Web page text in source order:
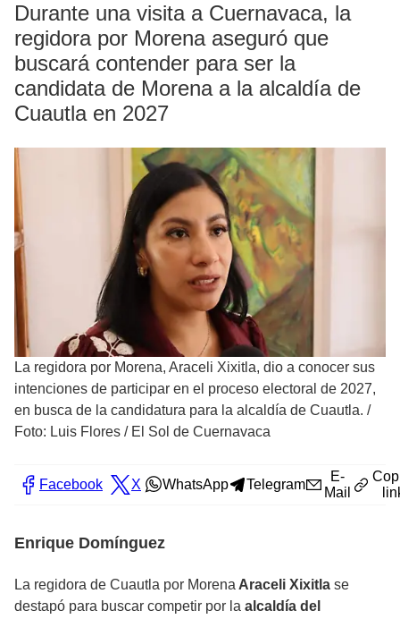
Durante una visita a Cuernavaca, la
regidora por Morena aseguró que
buscará contender para ser la
candidata de Morena a la alcaldía de
Cuautla en 2027
La regidora por Morena, Araceli Xixitla, dio a conocer sus
intenciones de participar en el proceso electoral de 2027,
en busca de la candidatura para la alcaldía de Cuautla. /
Foto: Luis Flores / El Sol de Cuernavaca
Facebook X WhatsApp Telegram
E-
Mail
Enrique Domínguez
La regidora de Cuautla por Morena Araceli Xixitla se
destapó para buscar competir por la alcaldía del